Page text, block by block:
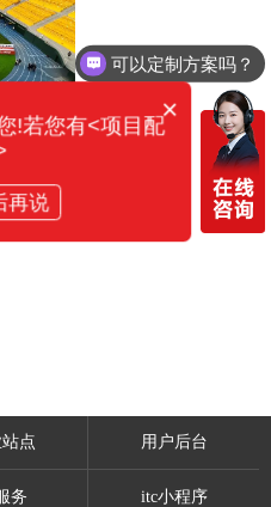
能化
新升
点 用户后台
务 itc小程序
可以定制方案吗？
×
!若您有<项目配
再说